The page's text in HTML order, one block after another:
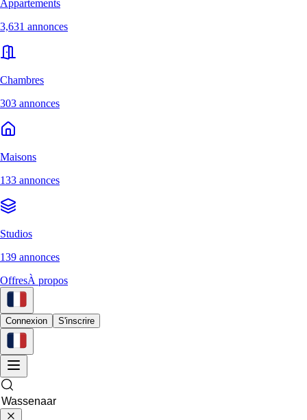
Appartements
3,631 annonces
Chambres
303 annonces
Maisons
133 annonces
Studios
139 annonces
OffresÀ propos
Connexion S'inscrire